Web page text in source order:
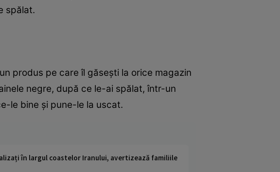
spălat.
produs pe care îl găseşti la orice magazin
negre, după ce le-ai spălat, într-un
le bine şi pune-le la uscat.
în largul coastelor Iranului, avertizează familiile